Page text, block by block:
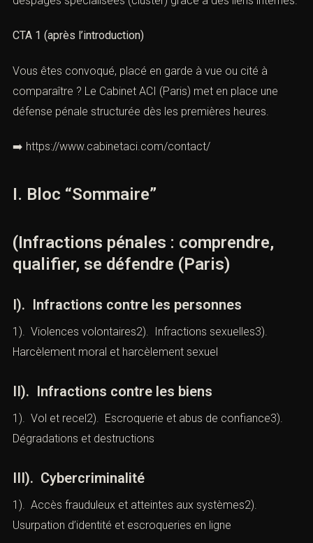
Vous êtes convoqué, placé en garde à vue ou cité à
comparaître ? Le Cabinet ACI (Paris) met en place une
(Infractions pénales : comprendre,
I). Infractions contre les personnes
1). Violences volontaires2). Infractions sexuelles3).
II). Infractions contre les biens
1). Vol et recel2). Escroquerie et abus de confiance3).
III). Cybercriminalité
1). Accès frauduleux et atteintes aux systèmes2).